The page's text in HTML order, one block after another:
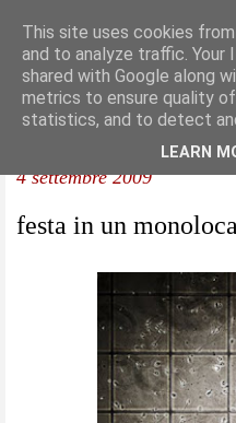
4 settembre 2009
festa in un
This site uses cookies
and to analyze traffic. Your
shared with Google along
metrics to ensure quality
statistics, and to detect
LEARN